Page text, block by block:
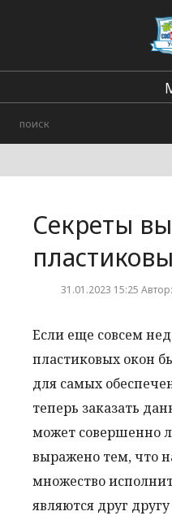
Секреты
31.01.2023 15:25
Если еще совсем
пластиковых окон
для самых
теперь заказать
может совершенно
выражено тем, что
множество
являются друг